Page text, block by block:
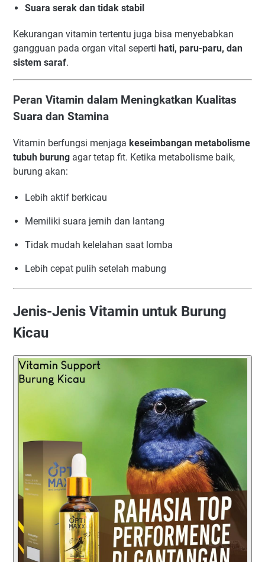
Suara serak dan tidak stabil
Kekurangan vitamin tertentu juga bisa menyebabkan
gangguan pada organ vital seperti hati, paru-paru, dan
sistem saraf.
Peran Vitamin dalam Meningkatkan Kualitas
Suara dan Stamina
Vitamin berfungsi menjaga keseimbangan metabolisme
tubuh burung agar tetap fit. Ketika metabolisme baik,
burung akan:
Lebih aktif berkicau
Memiliki suara jernih dan lantang
Tidak mudah kelelahan saat lomba
Lebih cepat pulih setelah mabung
Jenis-Jenis Vitamin untuk Burung
Kicau